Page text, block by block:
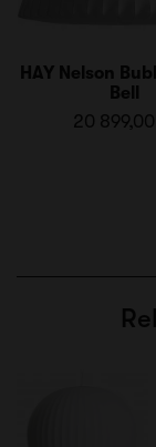
HAY Nelson
Bell
20